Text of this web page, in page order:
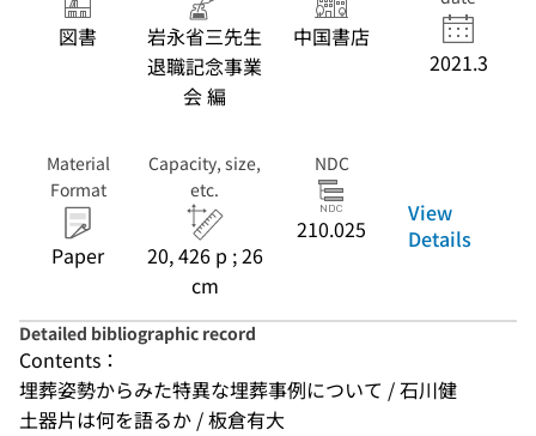
図書
岩永省三先生
退職記念事業
会 編
中国書店
2021.3
Material
Format
Paper
Capacity, size,
etc.
20, 426 p ; 26
cm
NDC
210.025
View
Details
Detailed bibliographic record
Contents：
埋葬姿勢からみた特異な埋葬事例について / 石川健
土器片は何を語るか / 板倉有大